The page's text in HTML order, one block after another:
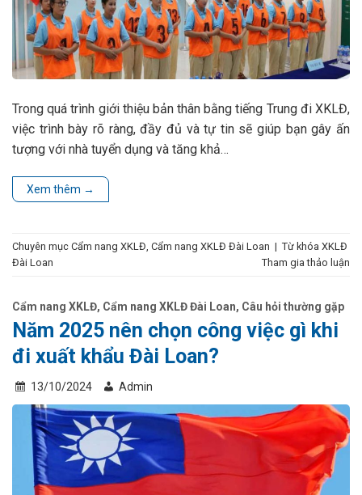
Trong quá trình giới thiệu bản thân bằng tiếng Trung đi XKLĐ,
việc trình bày rõ ràng, đầy đủ và tự tin sẽ giúp bạn gây ấn
tượng với nhà tuyển dụng và tăng khả…
Xem thêm →
Chuyên mục Cẩm nang XKLĐ, Cẩm nang XKLĐ Đài Loan | Từ khóa XKLĐ
Đài Loan
Tham gia thảo luận
Cẩm nang XKLĐ, Cẩm nang XKLĐ Đài Loan, Câu hỏi thường gặp
Năm 2025 nên chọn công việc gì khi
đi xuất khẩu Đài Loan?
13/10/2024 Admin